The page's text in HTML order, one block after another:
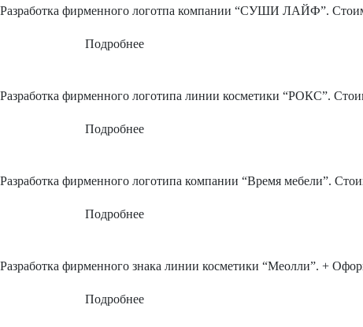
Разработка фирменного логотпа компании “СУШИ ЛАЙФ”.
Подробнее
Разработка фирменного логотипа линии косметики “РОКС”.
Подробнее
Разработка фирменного логотипа компании “Время мебели”.
Подробнее
Разработка фирменного знака линии косметики “Меолли”. +
Подробнее